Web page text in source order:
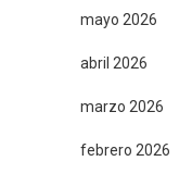
mayo 2026
abril 2026
marzo 2026
febrero 2026